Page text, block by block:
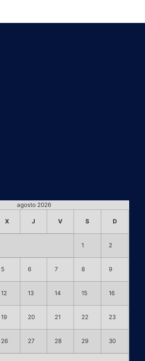
agosto 2026
X J V S D
1 2
5 6 7 8 9
12 13 14 15 16
19 20 21 22 23
26 27 28 29 30